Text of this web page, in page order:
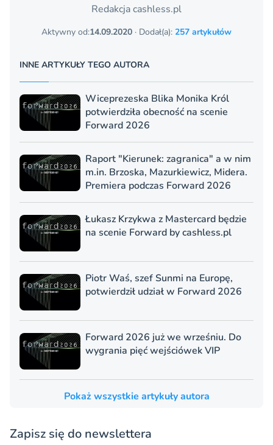
Redakcja cashless.pl
Aktywny od:14.09.2020 · Dodał(a): 257 artykułów
INNE ARTYKUŁY TEGO AUTORA
Wiceprezeska Blika Monika Król
potwierdziła obecność na scenie
Forward 2026
Raport "Kierunek: zagranica" a w nim
m.in. Brzoska, Mazurkiewicz, Midera.
Premiera podczas Forward 2026
Łukasz Krzykwa z Mastercard będzie
na scenie Forward by cashless.pl
Piotr Waś, szef Sunmi na Europę,
potwierdził udział w Forward 2026
Forward 2026 już we wrześniu. Do
wygrania pięć wejściówek VIP
Pokaż wszystkie artykuły autora
Zapisz się do newslettera